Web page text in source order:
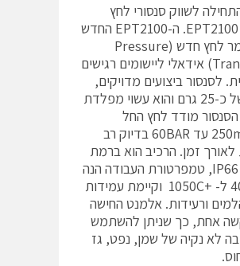
לשווק סנסורי לחץ
מסדרת EPT2100. ה-EPT2100 החדש
הינו מתמר לחץ חדש (Pressure
Transducer) אידאלי ליישומים רגישים
לסנסור ביצועים מדויקים,
משקל של כ-25 גרם והוא עשוי מפלדת
מודד לחץ החל
מ-250mBAR עד 60BAR בדיוק רב
לאורך זמן. הרכיב הוא ברמת
אטימות IP66, טמפרטורת העבודה הנה
בין -400C ל- +1050C וקיימת עמידות
ורעידות. אלמנט החישה
אחת, כך שניתן להשתמש
לא נקיה של שמן, נפט, גז